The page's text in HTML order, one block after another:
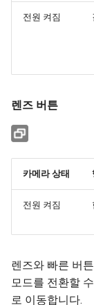
전원 켜짐
렌즈 버튼
카메라 상태
전원 켜짐
렌즈와 빠른 버
모드를 전환할
로 이동합니다.